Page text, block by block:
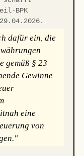
BPK
dafür ein, die
gemäß § 23
Gewinne
eine
von